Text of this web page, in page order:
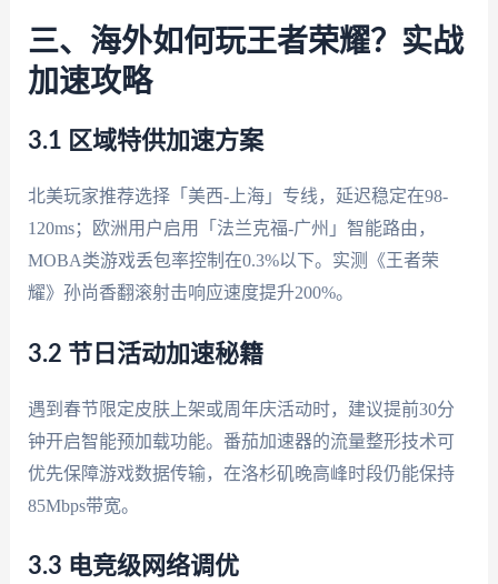
三、海外如何玩王者荣耀？实战
加速攻略
3.1 区域特供加速方案
北美玩家推荐选择「美西-上海」专线，延迟稳定在98-
120ms；欧洲用户启用「法兰克福-广州」智能路由，
MOBA类游戏丢包率控制在0.3%以下。实测《王者荣
耀》孙尚香翻滚射击响应速度提升200%。
3.2 节日活动加速秘籍
遇到春节限定皮肤上架或周年庆活动时，建议提前30分
钟开启智能预加载功能。番茄加速器的流量整形技术可
优先保障游戏数据传输，在洛杉矶晚高峰时段仍能保持
85Mbps带宽。
3.3 电竞级网络调优